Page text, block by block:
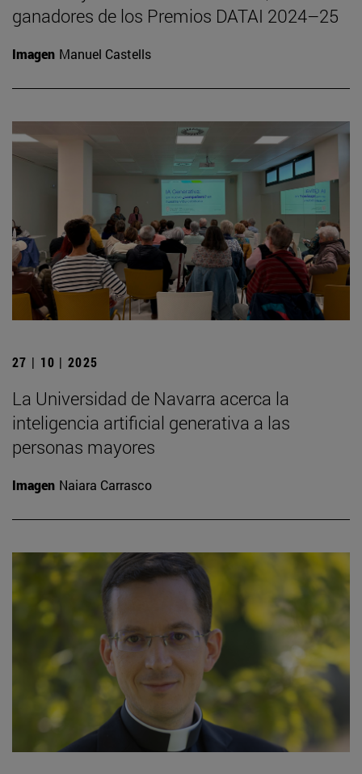
ganadores de los Premios DATAI 2024–25
Imagen Manuel Castells
27 | 10 | 2025
La Universidad de Navarra acerca la
inteligencia artificial generativa a las
personas mayores
Imagen Naiara Carrasco